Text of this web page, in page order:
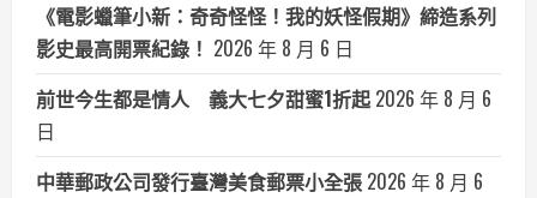
《電影蠟筆小新：奇奇怪怪！我的妖怪假期》締造系列
影史最高開票紀錄！ 2026 年 8 月 6 日
前世今生都是情人 義大七夕甜蜜1折起 2026 年 8 月 6
日
中華郵政公司發行臺灣美食郵票小全張 2026 年 8 月 6